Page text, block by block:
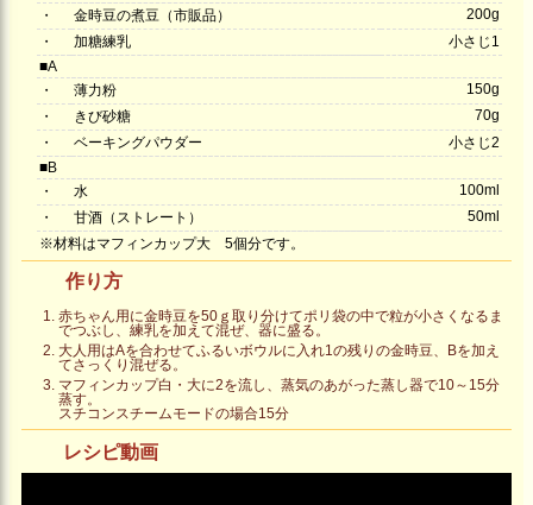
・ 金時豆の煮豆（市販品）
200g
・
加糖練乳
小さじ1
■A
・
薄力粉
150g
・
きび砂糖
70g
・
ベーキングパウダー
小さじ2
■B
・
水
100ml
・
甘酒（ストレート）
50ml
※材料はマフィンカップ大 5個分です。
作り方
赤ちゃん用に金時豆を50ｇ取り分けてポリ袋の中で粒が小さくなるま
でつぶし、練乳を加えて混ぜ、器に盛る。
大人用はAを合わせてふるいボウルに入れ1の残りの金時豆、Bを加え
てさっくり混ぜる。
マフィンカップ白・大に2を流し、蒸気のあがった蒸し器で10～15分
蒸す。
スチコンスチームモードの場合15分
レシピ動画